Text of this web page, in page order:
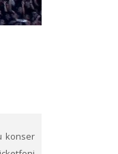
konser